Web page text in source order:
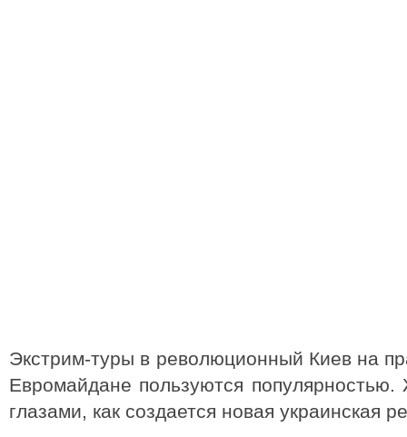
Экстрим-туры в революционный Киев на
Евромайдане пользуются
глазами, как создается новая украинская